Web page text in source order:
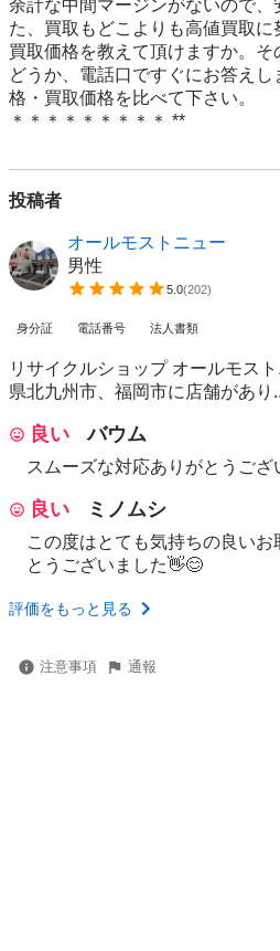
余計な中間マージンがないので、
た、買取もどこよりも高値買取
買取価格を教えて頂けますか。
どうか、電話口ですぐにお答え
格・買取価格を比べて下さい。
投稿者
オールモストニュー
男性
5.0(202)
身分証 電話番号 法人書類
リサイクルショップ オールモス
県北九州市、福岡市に店舗があり
良い バウム
スムーズな対応ありがとうござ
良い ミノムシ
この度はとても気持ちの良い
とうございました👋😊
評価をもっと見る
注意事項 通報